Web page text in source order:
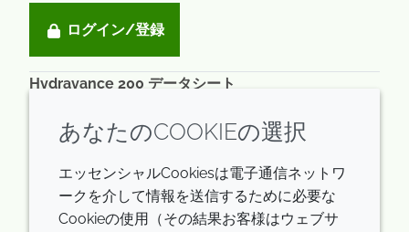
ログイン/登録
Hydravance 200 データシート
日本語: 921.0 KB
ログイン/登録
あなたのCOOKIEの選択
エッセンシャルCookiesは電子通信ネットワ
ークを介して情報を送信するために必要な
Cookieの使用（その結果お客様はウェブサ